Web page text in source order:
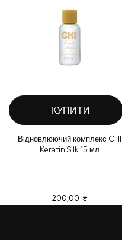
КУПИТИ
Відновлюючий комплекс CHI
Keratin Silk 15 мл
200,00 ₴